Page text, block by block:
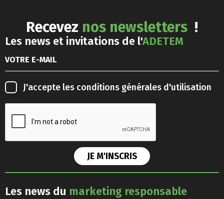
Recevez nos newsletters !
Les news et invitations de l'ADETEM
J'accepte les conditions générales d'utilisation
Les news du marketing responsable